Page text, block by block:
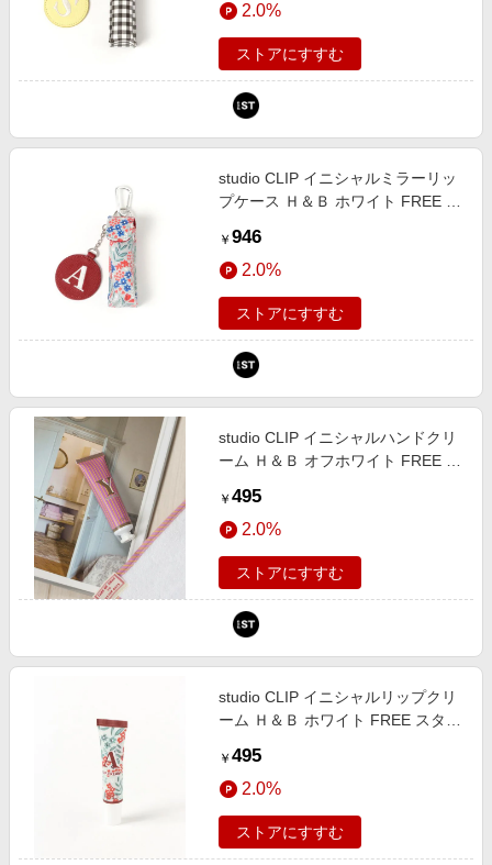
エスティ）
2.0%
ストアにすすむ
studio CLIP イニシャルミラーリッ
プケース Ｈ＆Ｂ ホワイト FREE ス
ンドエスティ（旧ドットエスティ）
￥ 946
2.0%
ストアにすすむ
studio CLIP イニシャルハンドクリ
ーム Ｈ＆Ｂ オフホワイト FREE ス
ンドエスティ（旧ドットエスティ）
￥ 495
2.0%
ストアにすすむ
studio CLIP イニシャルリップクリ
ーム Ｈ＆Ｂ ホワイト FREE スタジ
エスティ（旧ドットエスティ）
￥ 495
2.0%
ストアにすすむ